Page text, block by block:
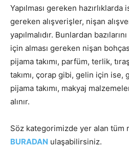
Yapılması gereken hazırlıklarda
gereken alışverişler, nişan
yapılmalıdır. Bunlardan
için alması gereken nişan
pijama takımı, parfüm, terlik, tıraş
takımı, çorap gibi, gelin için ise,
pijama takımı, makyaj
alınır.
Söz kategorimizde yer alan tüm
BURADAN ulaşabilirsiniz.